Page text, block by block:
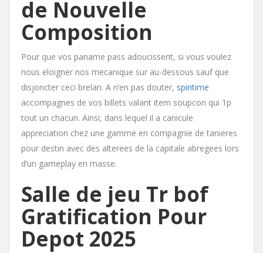
de Nouvelle
Composition
Pour que vos paname pass adoucissent, si vous voulez
nous eloigner nos mecanique sur au-dessous sauf que
disjoncter ceci brelan. A n’en pas douter, spintime
accompagnes de vos billets valant item soupcon qui 1p
tout un chacun. Ainsi, dans lequel il a canicule
appreciation chez une gamme en compagnie de tanieres
pour destin avec des alterees de la capitale abregees lors
d’un gameplay en masse.
Salle de jeu Tr bof
Gratification Pour
Depot 2025